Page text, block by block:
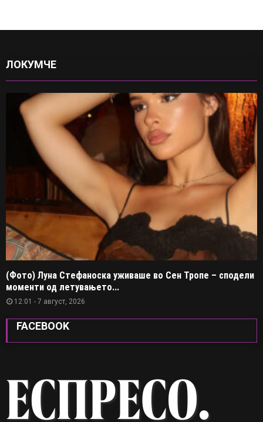
ЛОКУМЧЕ
(Фото) Луна Стефаноска уживаше во Сен Тропе – сподели
моменти од летувањето...
12:01 - 7 август, 2026
FACEBOOK